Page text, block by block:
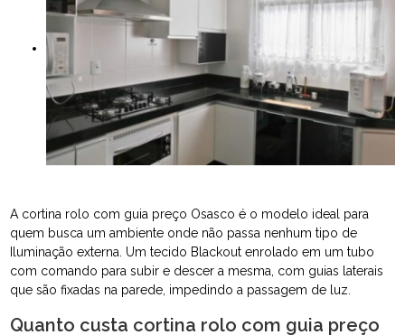
A cortina rolo com guia preço Osasco é o modelo ideal para
quem busca um ambiente onde não passa nenhum tipo de
Iluminação externa. Um tecido Blackout enrolado em um tubo
com comando para subir e descer a mesma, com guias laterais
que são fixadas na parede, impedindo a passagem de luz.
Quanto custa cortina rolo com guia preço